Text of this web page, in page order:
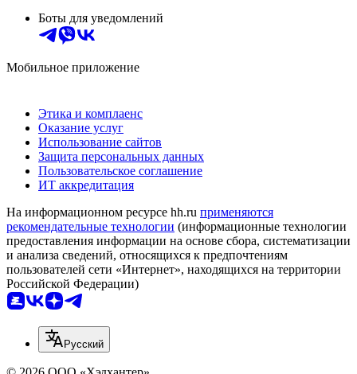
Боты для уведомлений
Мобильное приложение
Этика и комплаенс
Оказание услуг
Использование сайтов
Защита персональных данных
Пользовательское соглашение
ИТ аккредитация
На информационном ресурсе hh.ru применяются
рекомендательные технологии (информационные технологии
предоставления информации на основе сбора, систематизации
и анализа сведений, относящихся к предпочтениям
пользователей сети «Интернет», находящихся на территории
Российской Федерации)
Русский